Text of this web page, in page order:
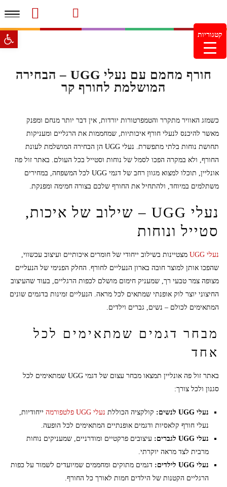
מוצרים חדשים
צור קשר מעקב הזמנות
חורף מחמם עם נעלי UGG – הבחירה
המושלמת לחורף קר
כשמזג האוויר מתקרר והטמפרטורות יורדות, אין דבר יותר מנחם ומפנק
מאשר להיכנס לנעלי חורף איכותיות, שמחממות את הרגליים ומעניקות
תחושת נוחות בלתי מתפשרת. נעלי UGG הן הבחירה המושלמת לעונת
החורף, ולא במקרה הפכו לסמל של נוחות וסטייל בכל העולם. באתר זול פה
אונליין, תוכלו למצוא מגוון רחב של דגמי UGG לכל המשפחה, במחירים
משתלמים במיוחד, ולהתחיל את החורף שלכם בצורה חמימה ומפנקת.
נעלי UGG – שילוב של איכות,
סטייל ונוחות
נעלי UGG
מצטיינות בשילוב ייחודי של חומרים איכותיים ועיצוב עכשווי,
שהפכו אותן למוצר חובה בארון הנעליים לחורף. החלק הפנימי של הנעליים
מצופה צמר טבעי רך, שמעניק חימום מושלם לכפות הרגליים, בעוד שהעיצוב
החיצוני יוצר לוק אופנתי שמתאים לכל מראה. הנעליים זמינות בדגמים שונים
המתאימים לכולם – נשים, גברים וילדים.
מבחר דגמים שמתאימים לכל
אחד
באתר זול פה אונליין תמצאו מבחר עצום של דגמי UGG שמתאימים לכל
סגנון ולכל צורך:
נעלי UGG לנשים: קולקציה הכוללת נעלי UGG פלטפורמה
ייחודיות,
נעלי חורף קלאסיות ודגמים אופנתיים המתאימים לכל הופעה.
נעלי UGG לגברים:
עיצובים פרקטיים ומודרניים, שמעניקים נוחות
מרבית לצד מראה יוקרתי.
נעלי UGG לילדים:
דגמים מתוקים ומחממים שמיועדים לשמור על כפות
הרגליים הקטנות של הילדים חמות לאורך כל החורף.
קטגוריות פתח